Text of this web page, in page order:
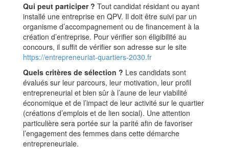
Qui peut participer ? Tout candidat résidant ou ayant
installé une entreprise en QPV. Il doit être suivi par un
organisme d’accompagnement ou de financement à la
création d’entreprise. Pour vérifier son éligibilité au
concours, il suffit de vérifier son adresse sur le site
https://entrepreneuriat-quartiers-2030.fr
Quels critères de sélection ? Les candidats sont
évalués sur leur parcours, leur motivation, leur profil
entrepreneurial et bien sûr à l’aune de leur viabilité
économique et de l’impact de leur activité sur le quartier
(créations d’emplois et de lien social). Une attention
particulière sera portée sur la parité afin de favoriser
l’engagement des femmes dans cette démarche
entrepreneuriale.